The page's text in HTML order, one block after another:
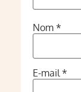
Nom *
E-mail *